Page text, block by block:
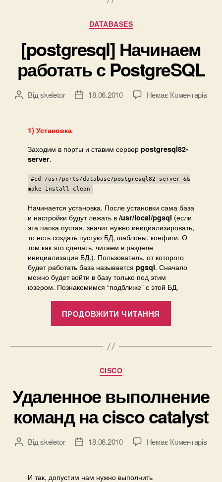
Категорії
DATABASES
[postgresql] Начинаем
работать с PostgreSQL
Автор
Відskeletor
Дата18.06.2010 Немає Коментарівдо
1) Установка
Заходим в порты и ставим сервер postgresql82-
server.
#cd /usr/ports/database/postgresql82-server &&
make install clean
Начинается установка. После установки сама база
и настройки будут лежать в /usr/local/pgsql (если
эта папка пустая, значит нужно инициализировать,
то есть создать пустую БД, шаблоны, конфиги. О
том как это сделать, читаем в разделе
инициализация БД.). Пользователь, от которого
будет работать база называется pgsql. Сначало
можно будет войти в базу только под этим
юзером. Познакомимся “подближе” с этой БД.
ПРОДОВЖИТИ ЧИТАННЯ
с
Категорії
CISCO
Удаленное выполнение
команд на cisco catalyst
Автор
Відskeletor
Дата18.06.2010 Немає Коментарівдо
И так, допустим нам нужно выполнить